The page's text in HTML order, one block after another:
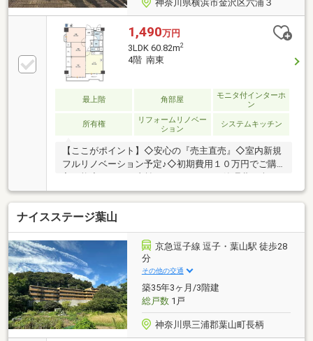
神奈川県横浜市金沢区六浦３
1,490万円
3LDK 60.82m2
4階 南東
最上階 角部屋
モニタ付インターホ
ン
所有権
リフォームリノベー
ション
システムキッチン
【ここがポイント】◇安心の『売主直売』◇室内新規
フルリノベーション予定♪◇初期費用１０万円でご購
でいます！◇京急逗子線「六浦」駅、京急本線・金沢
シーサイドライン「金沢八景」駅利用可能◇南東向き
最上階角部屋で陽当り・風通し・眺望良好♪◇60.82㎡
の3LDK、全居室に収納完備です！【リノベーション箇
所】・システムキッチン交換 ・浴室交換・洗面化粧
台交換 ・トイレ交換・フローリング貼替 ・クロス
貼替・ハウスクリーニング 等(2026年10月完工予定)
お気軽にお問い合わせください♪※湘南金沢八景ハイツ
2号館
ナイスステージ葉山
京急逗子線 逗子・葉山駅 徒歩28
分
その他の交通
築35年3ヶ月/3階建
総戸数1戸
神奈川県三浦郡葉山町長柄